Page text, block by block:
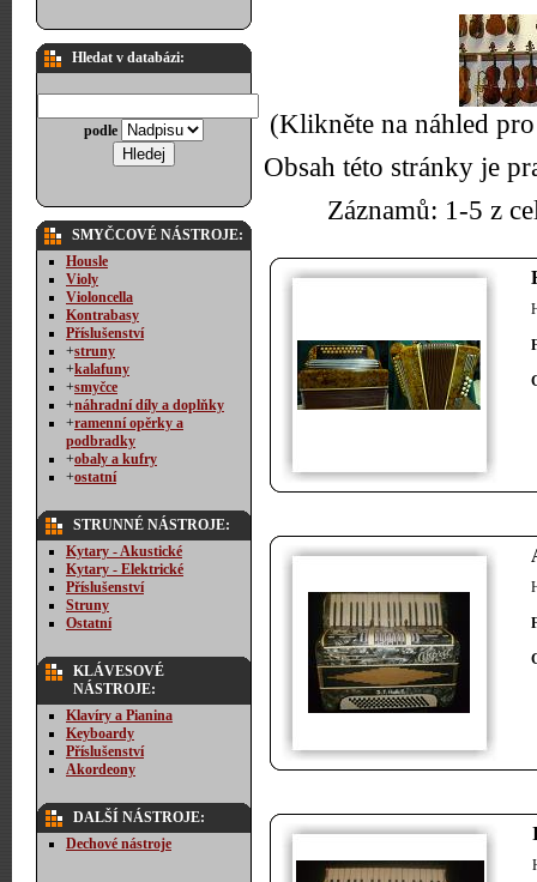
Hledat v databázi:
podle
SMYČCOVÉ NÁSTROJE:
Housle
Violy
Violoncella
Kontrabasy
Příslušenství
+struny
+kalafuny
+smyčce
+náhradní díly a doplňky
+ramenní opěrky a
podbradky
+obaly a kufry
+ostatní
STRUNNÉ NÁSTROJE:
Kytary - Akustické
Kytary - Elektrické
Příslušenství
Struny
Ostatní
KLÁVESOVÉ
NÁSTROJE:
Klavíry a Pianina
Keyboardy
Příslušenství
Akordeony
DALŠÍ NÁSTROJE:
Dechové nástroje
(Klikněte na náhled
Obsah této stránky je
Záznamů: 1-5 z